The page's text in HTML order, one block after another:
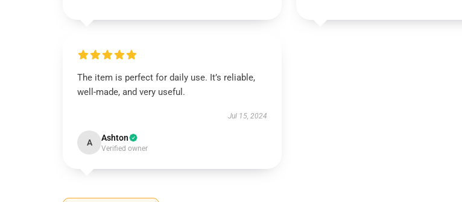
The item is perfect for daily use. It’s reliable,
well-made, and very useful.
Jul 15, 2024
A Ashton
Verified owner